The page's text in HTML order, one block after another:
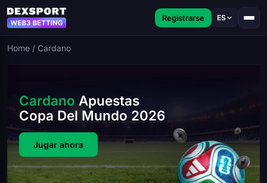
Registrarse ES
Home / Cardano
Cardano Apuestas
Copa Del Mundo 2026
Jugar ahora